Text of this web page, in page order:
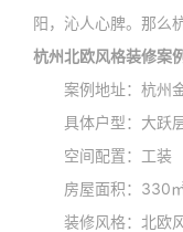
阳，沁人心脾。那么
杭州北欧风格装修案
案例地址：杭州
具体户型：大跃
空间配置：工装
房屋面积：330
装修风格：北欧